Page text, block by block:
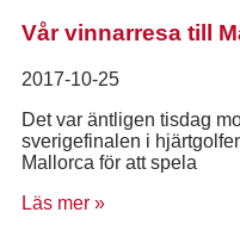
Vår vinnarresa till
2017-10-25
Det var äntligen tisdag
sverigefinalen i
Mallorca för att spela
Läs mer »